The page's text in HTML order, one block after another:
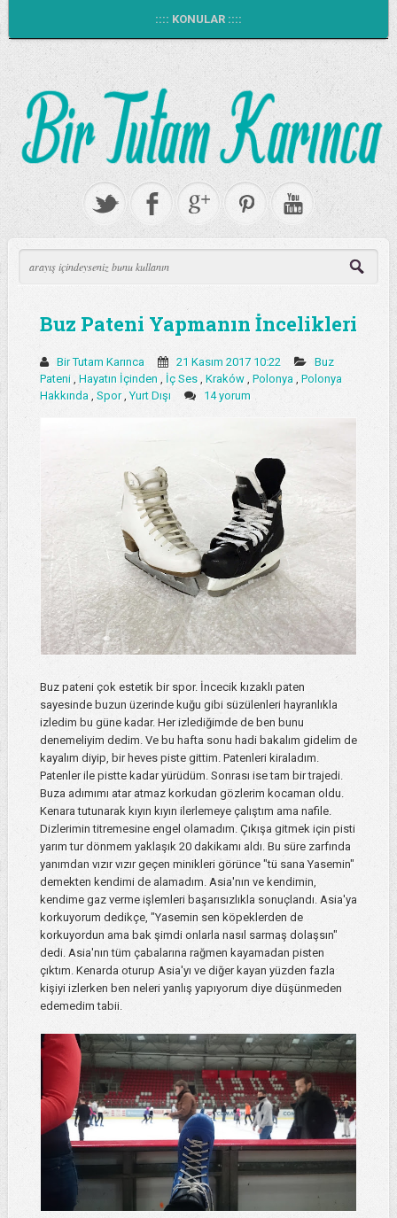
:::: KONULAR ::::
Buz Pateni Yapmanın İncelikleri
Bir Tutam Karınca 21 Kasım 2017 10:22
Buz
Pateni Hayatın İçinden İç Ses Kraków Polonya
Polonya
Hakkında
Spor ,Yurt Dışı 14 yorum
Buz pateni çok estetik bir spor. İncecik kızaklı paten
sayesinde buzun üzerinde kuğu gibi süzülenleri hayranlıkla
izledim bu güne kadar. Her izlediğimde de ben bunu
denemeliyim dedim. Ve bu hafta sonu hadi bakalım gidelim de
kayalım diyip, bir heves piste gittim. Patenleri kiraladım.
Patenler ile pistte kadar yürüdüm. Sonrası ise tam bir trajedi.
Buza adımımı atar atmaz korkudan gözlerim kocaman oldu.
Kenara tutunarak kıyın kıyın ilerlemeye çalıştım ama nafile.
Dizlerimin titremesine engel olamadım. Çıkışa gitmek için pisti
yarım tur dönmem yaklaşık 20 dakikamı aldı. Bu süre zarfında
yanımdan vızır vızır geçen minikleri görünce "tü sana Yasemin"
demekten kendimi de alamadım. Asia'nın ve kendimin,
kendime gaz verme işlemleri başarısızlıkla sonuçlandı. Asia'ya
korkuyorum dedikçe, "Yasemin sen köpeklerden de
korkuyordun ama bak şimdi onlarla nasıl sarmaş dolaşsın"
dedi. Asia'nın tüm çabalarına rağmen kayamadan pisten
çıktım. Kenarda oturup Asia'yı ve diğer kayan yüzden fazla
kişiyi izlerken ben neleri yanlış yapıyorum diye düşünmeden
edemedim tabii.